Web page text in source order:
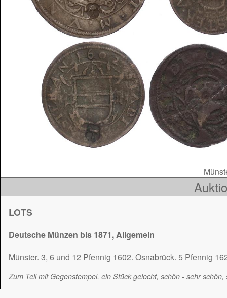
LOTS
Deutsche Münzen bis 1871, Allgemein
Münster. 3, 6 und 12 Pfennig 1602. Osnabrück. 5 Pfennig
Zum Teil mit Gegenstempel, ein Stück gelocht, schön - sehr schön,